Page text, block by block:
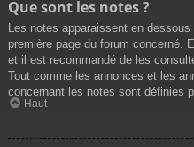
Que sont les notes ?
Les notes apparaissent en
première page du forum concerné.
et il est recommandé de les
Tout comme les annonces et les
concernant les notes sont définies
Haut